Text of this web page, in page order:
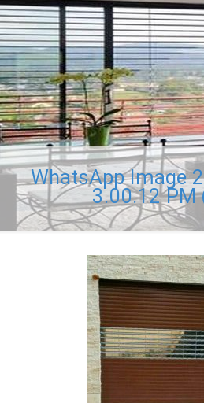
WhatsApp Image
3.00.12 PM